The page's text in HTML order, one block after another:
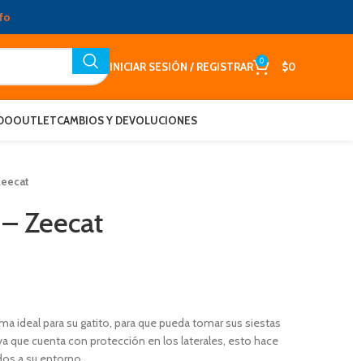
INICIAR SESIÓN / REGISTRAR 0 $0
OUTLETCAMBIOS Y DEVOLUCIONES
Zeecat
ideal para su gatito, para que pueda tomar sus siestas
que cuenta con protección en los laterales, esto hace